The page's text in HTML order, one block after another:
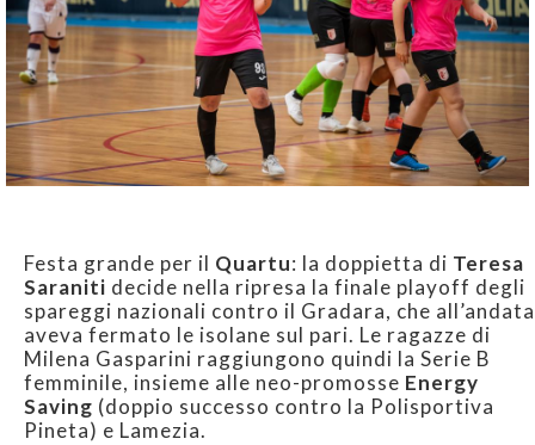
Festa grande per il Quartu: la doppietta di Teresa
Saraniti decide nella ripresa la finale playoff degli
spareggi nazionali contro il Gradara, che all’andata
aveva fermato le isolane sul pari. Le ragazze di
Milena Gasparini raggiungono quindi la Serie B
femminile, insieme alle neo-promosse Energy
Saving (doppio successo contro la Polisportiva
Pineta) e Lamezia.